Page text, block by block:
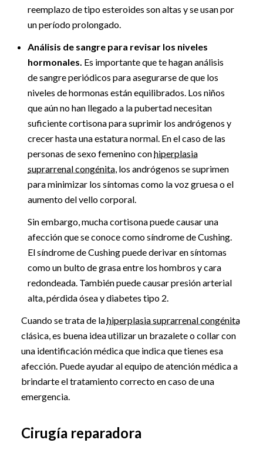
reemplazo de tipo esteroides son altas y se usan por
un período prolongado.
Análisis de sangre para revisar los niveles
hormonales. Es importante que te hagan análisis
de sangre periódicos para asegurarse de que los
niveles de hormonas están equilibrados. Los niños
que aún no han llegado a la pubertad necesitan
suficiente cortisona para suprimir los andrógenos y
crecer hasta una estatura normal. En el caso de las
personas de sexo femenino conhiperplasia
suprarrenal congénita, los andrógenos se suprimen
para minimizar los síntomas como la voz gruesa o el
aumento del vello corporal.
Sin embargo, mucha cortisona puede causar una
afección que se conoce como síndrome de Cushing.
El síndrome de Cushing puede derivar en síntomas
como un bulto de grasa entre los hombros y cara
redondeada. También puede causar presión arterial
alta, pérdida ósea y diabetes tipo 2.
Cuando se trata de lahiperplasia suprarrenal congénita
clásica, es buena idea utilizar un brazalete o collar con
una identificación médica que indica que tienes esa
afección. Puede ayudar al equipo de atención médica a
brindarte el tratamiento correcto en caso de una
emergencia.
Cirugía reparadora